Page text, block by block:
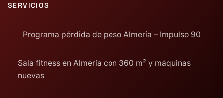
SERVICIOS
Programa pérdida de peso Almería – Impulso 90
Sala fitness en Almería con 360 m² y máquinas
nuevas